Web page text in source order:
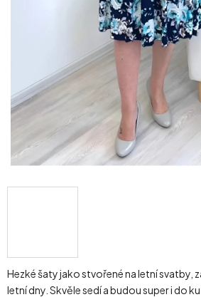
Hezké šaty jako stvořené na letní svatby,
letní dny. Skvěle sedí a budou super i do